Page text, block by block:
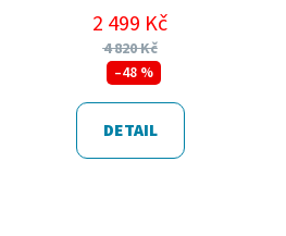
2 499 Kč
4 820 Kč
–48 %
DETAIL